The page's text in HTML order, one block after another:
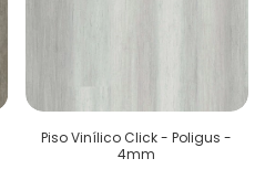
Piso Vinílico Click - Poligus -
4mm